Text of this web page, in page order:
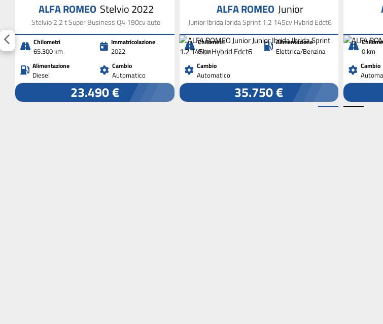
ALFA ROMEO Stelvio 2022
Stelvio 2.2 t Super Business Q4 190cv auto
Chilometri
65.300 km
Immatricolazione
2022
Alimentazione
Diesel
Cambio
Automatico
23.490 €
ALFA ROMEO Junior
Junior Ibrida Ibrida Sprint 1.2 145cv Hybrid Edct6
Chilometri
0 km
Alimentazione
Elettrica/Benzina
Cambio
Automatico
35.750 €
0 km
Cambio